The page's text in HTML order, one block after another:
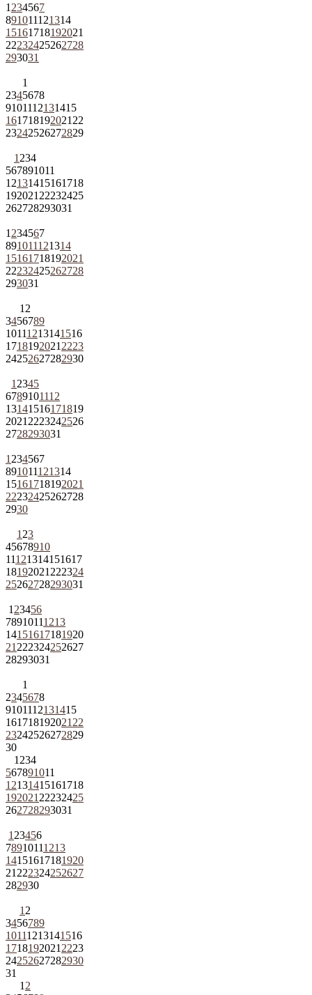
1 234567
891011121314
15161718192021
22232425262728
293031
1
2345678
9101112131415
161718192021 22
23242526272829
1 234
567891011
12131415161718
192021 22232425
262728293031
1 234567
891011121314
15161718192021
22232425262728
293031
1 2
3456789
10111213141516
1718192021 2223
24252627282930
1 2345
6789101112
13141516171819
2021 2223242526
2728293031
1 234567
891011121314
15161718192021
22232425262728
2930
1 23
45678910
11121314151617
18192021 222324
25262728293031
1 23456
78910111213
14151617181920
21 222324252627
28293031
1
2345678
9101112131415
161718192021 22
23242526272829
30
1 234
567891011
12131415161718
192021 22232425
262728293031
1 23456
78910111213
14151617181920
21 222324252627
282930
1 2
3456789
10111213141516
1718192021 2223
24252627282930
31
1 2